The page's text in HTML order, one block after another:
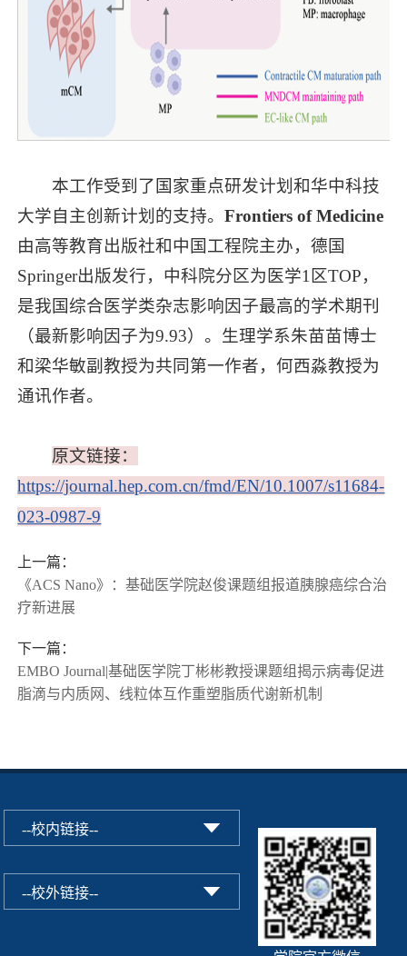
本工作受到了国家重点研发计划和华中科技
大学自主创新计划的支持。Frontiers of Medicine
由高等教育出版社和中国工程院主办，德国
Springer出版发行，中科院分区为医学1区TOP，
是我国综合医学类杂志影响因子最高的学术期刊
（最新影响因子为9.93）。生理学系朱苗苗博士
和梁华敏副教授为共同第一作者，何西淼教授为
通讯作者。
原文链接：
https://journal.hep.com.cn/fmd/EN/10.1007/s11684-
023-0987-9
上一篇：
《ACS Nano》：基础医学院赵俊课题组报道胰腺癌综合治
疗新进展
下一篇：
EMBO Journal|基础医学院丁彬彬教授课题组揭示病毒促进
脂滴与内质网、线粒体互作重塑脂质代谢新机制